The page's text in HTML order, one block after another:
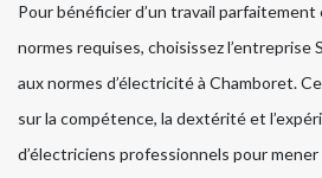
Pour bénéficier d’un travail
normes requises, choisissez l’entreprise
aux normes d’électricité à Chamboret.
sur la compétence, la dextérité et
d’électriciens professionnels pour mener